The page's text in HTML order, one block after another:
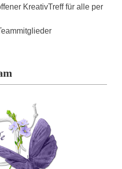
KreativTreff für alle per